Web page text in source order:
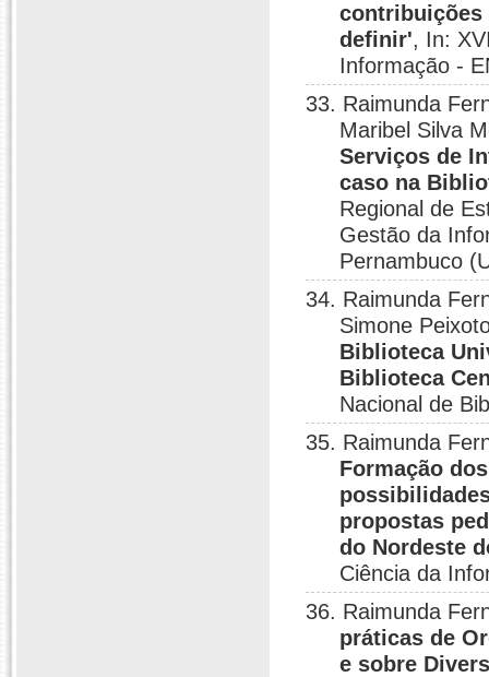
contribuições
definir', In:
Informação -
33. Raimunda
Maribel Silva
Serviços de
caso na
Regional de
Gestão da
Pernambuco
34. Raimunda
Simone
Biblioteca
Biblioteca
Nacional de
35. Raimunda
Formação
propostas
do Nordeste
Ciência da
36. Raimunda
práticas de
e sobre